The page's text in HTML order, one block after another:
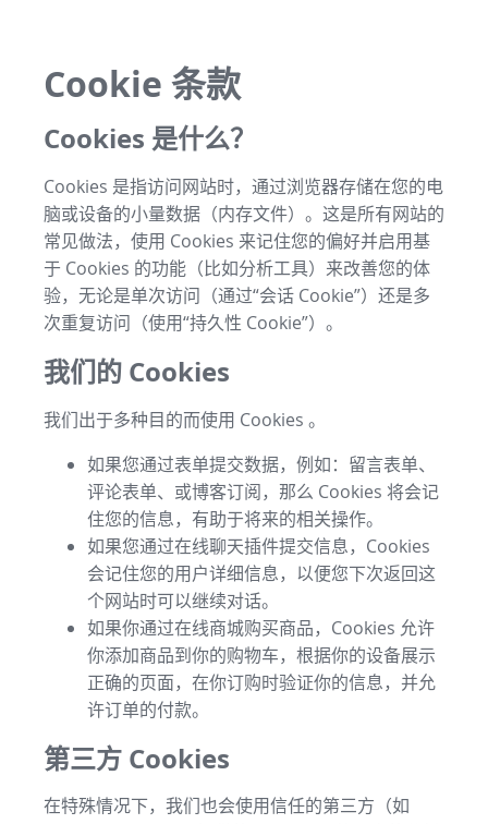
Cookie 条款
Cookies 是什么？
Cookies 是指访问网站时，通过浏览器存储在您的电
脑或设备的小量数据（内存文件）。这是所有网站的
常见做法，使用 Cookies 来记住您的偏好并启用基
于 Cookies 的功能（比如分析工具）来改善您的体
验，无论是单次访问（通过“会话 Cookie”）还是多
次重复访问（使用“持久性 Cookie”）。
我们的 Cookies
我们出于多种目的而使用 Cookies 。
如果您通过表单提交数据，例如：留言表单、
评论表单、或博客订阅，那么 Cookies 将会记
住您的信息，有助于将来的相关操作。
如果您通过在线聊天插件提交信息，Cookies
会记住您的用户详细信息，以便您下次返回这
个网站时可以继续对话。
如果你通过在线商城购买商品，Cookies 允许
你添加商品到你的购物车，根据你的设备展示
正确的页面，在你订购时验证你的信息，并允
许订单的付款。
第三方 Cookies
在特殊情况下，我们也会使用信任的第三方（如